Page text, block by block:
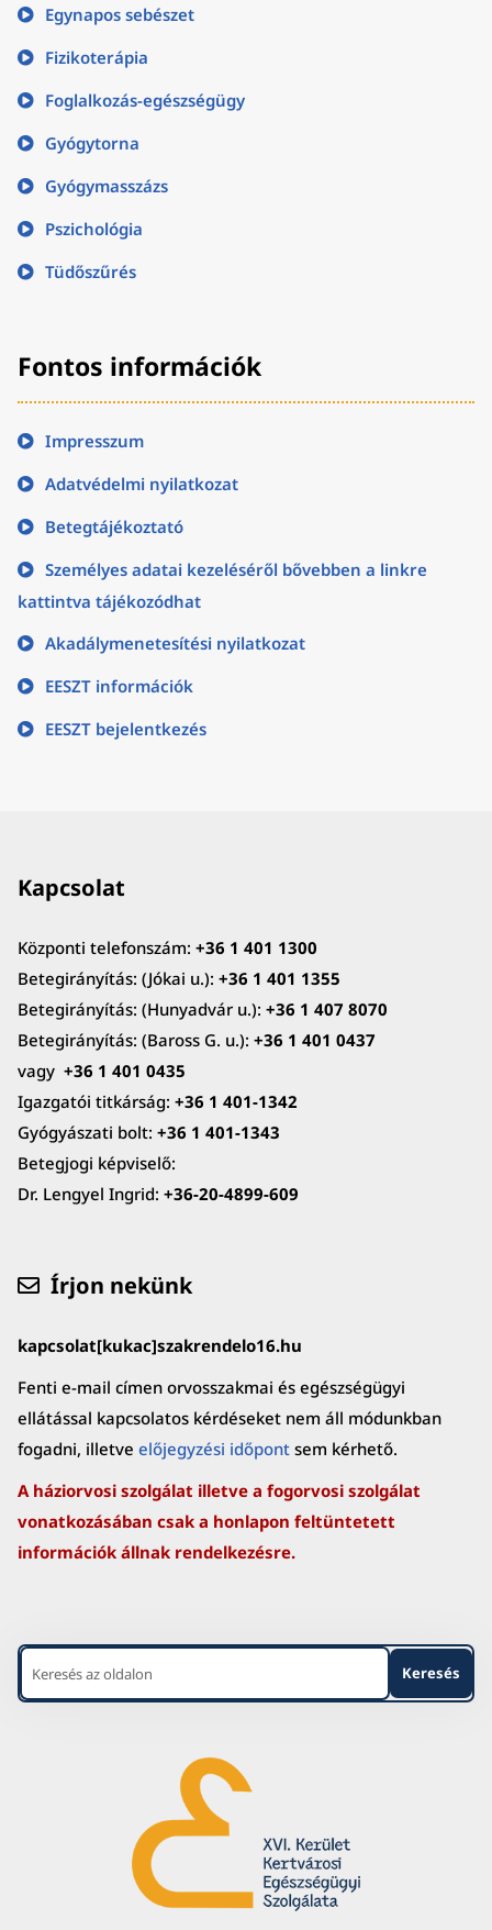
Egynapos sebészet
Fizikoterápia
Foglalkozás-egészségügy
Gyógytorna
Gyógymasszázs
Pszichológia
Tüdőszűrés
Fontos információk
Impresszum
Adatvédelmi nyilatkozat
Betegtájékoztató
Személyes adatai kezeléséről bővebben a linkre
kattintva tájékozódhat
Akadálymenetesítési nyilatkozat
EESZT információk
EESZT bejelentkezés
Kapcsolat
Központi telefonszám: +36 1 401 1300
Betegirányítás: (Jókai u.): +36 1 401 1355
Betegirányítás: (Hunyadvár u.): +36 1 407 8070
Betegirányítás: (Baross G. u.): +36 1 401 0437
vagy +36 1 401 0435
Igazgatói titkárság: +36 1 401-1342
Gyógyászati bolt: +36 1 401-1343
Betegjogi képviselő:
Dr. Lengyel Ingrid: +36-20-4899-609
Írjon nekünk
kapcsolat[kukac]szakrendelo16.hu
Fenti e-mail címen orvosszakmai és egészségügyi
ellátással kapcsolatos kérdéseket nem áll módunkban
fogadni, illetve előjegyzési időpontsem kérhető.
A háziorvosi szolgálat illetve a fogorvosi szolgálat
vonatkozásában csak a honlapon feltüntetett
információk állnak rendelkezésre.